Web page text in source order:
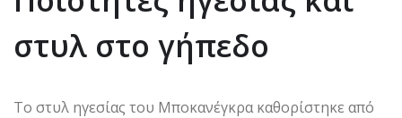
στυλ στο γήπεδο
Το στυλ ηγεσίας του Μποκανέγκρα καθορίστηκε από